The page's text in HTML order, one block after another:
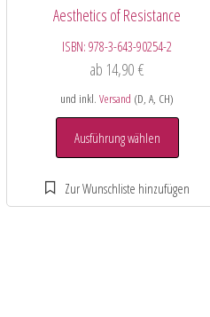
Aesthetics of Resistance
ISBN:978-3-643-90254-2
ab 14,90€
und inkl.Versand (D, A, CH)
Ausführung wählen